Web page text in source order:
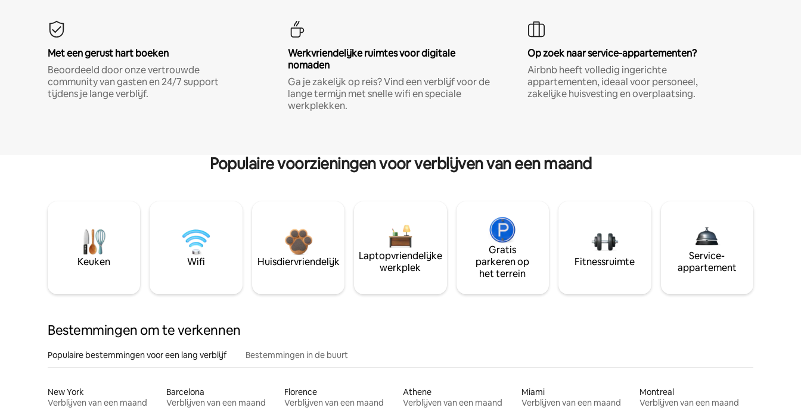
Met een gerust hart boeken
Beoordeeld door onze vertrouwde
community van gasten en 24/7 support
tijdens je lange verblijf.
Werkvriendelijke ruimtes voor digitale
nomaden
Ga je zakelijk op reis? Vind een verblijf voor de
lange termijn met snelle wifi en speciale
werkplekken.
Op zoek naar service-appartementen?
Airbnb heeft volledig ingerichte
appartementen, ideaal voor personeel,
zakelijke huisvesting en overplaatsing.
Populaire voorzieningen voor verblijven van een maand
Keuken Wifi Huisdiervriendelijk
Laptopvriendelijke
werkplek
Gratis
parkeren op
het terrein
Fitnessruimte
Service-
appartement
Bestemmingen om te verkennen
Populaire bestemmingen voor een lang verblijf Bestemmingen in de buurt
New York
Verblijven van een maand
Barcelona
Verblijven van een maand
Florence
Verblijven van een maand
Athene
Verblijven van een maand
Miami
Verblijven van een maand
Montreal
Verblijven van een maand